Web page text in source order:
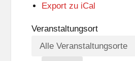
Export zu iCal
Veranstaltungsort